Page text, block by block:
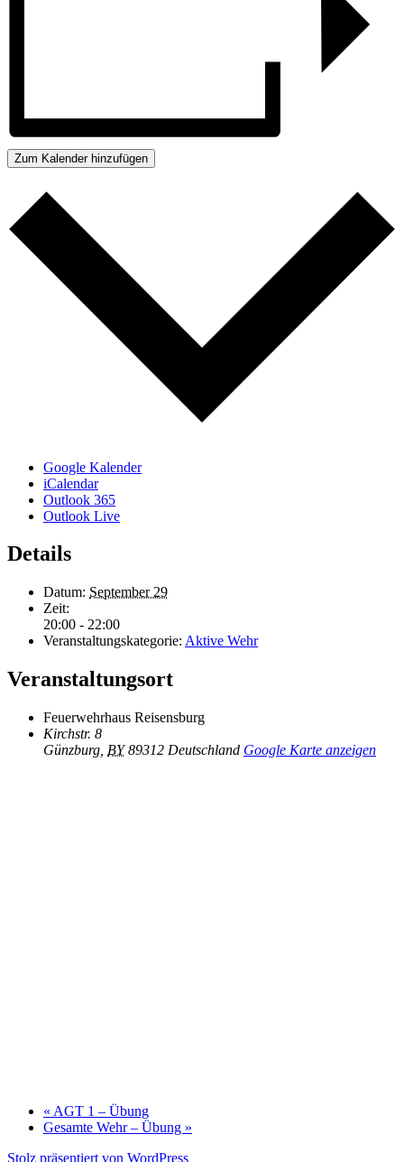
Zum Kalender hinzufügen
Google Kalender
iCalendar
Outlook 365
Outlook Live
Details
Datum: September 29
Zeit:
20:00 - 22:00
Veranstaltungskategorie: Aktive Wehr
Veranstaltungsort
Feuerwehrhaus Reisensburg
Kirchstr. 8
Günzburg BY 89312 Deutschland Google Karte anzeigen
« AGT 1 – Übung
Gesamte Wehr – Übung »
Stolz präsentiert von WordPress